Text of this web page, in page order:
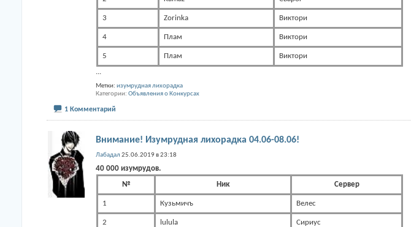
3 Zorinka Виктори
4 Плам Виктори
5 Плам
Виктори
Метки: изумрудная лихорадка
Категории Объявления о Конкурсах
1 Комментарий
Внимание! Изумрудная лихорадка 04.06-08.06!
Лабадал 25.06.2019 в 23:18
40 000 изумрудов.
№
Ник Сервер
1 Кузьмичъ Велес
2 lulula Сириус